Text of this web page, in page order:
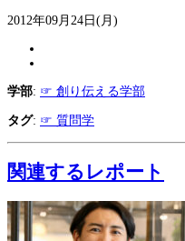
2012年09月24日(月)
学部: ☞ 創り伝える学部
タグ: ☞ 質問学
関連するレポート